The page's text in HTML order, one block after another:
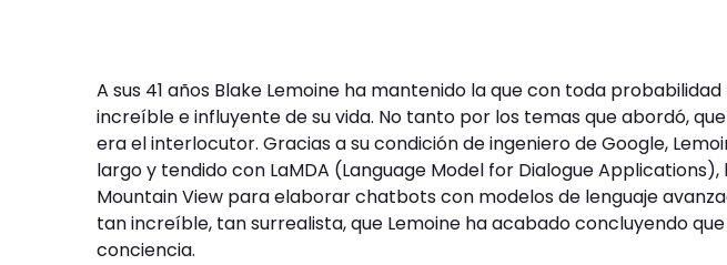
A sus 41 años Blake Lemoine ha mantenido la que con toda
increíble e influyente de su vida. No tanto por los temas que abordó,
era el interlocutor. Gracias a su condición de ingeniero de Google,
largo y tendido con LaMDA (Language Model for Dialogue
Mountain View para elaborar chatbots con modelos de lenguaje
tan increíble, tan surrealista, que Lemoine ha acabado concluyendo
conciencia.